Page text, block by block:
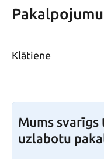
Klātiene
Mums
uzlabotu